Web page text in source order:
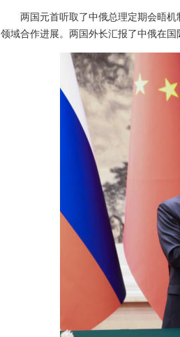
两国元首听取了中俄总理定期会晤
领域合作进展。两国外长汇报了中俄在国